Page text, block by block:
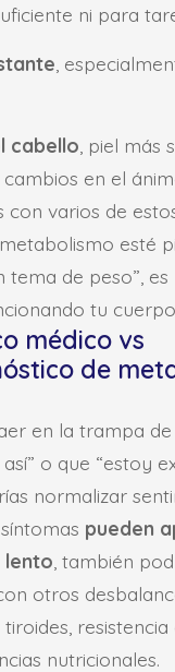
ni para
,
cabello , piel más
en el
con varios de
esté
tema de peso”,
tu
médico vs
de
en la trampa
o que “estoy
normalizar
pueden
lento , también
otros
resistencia
nutricionales.